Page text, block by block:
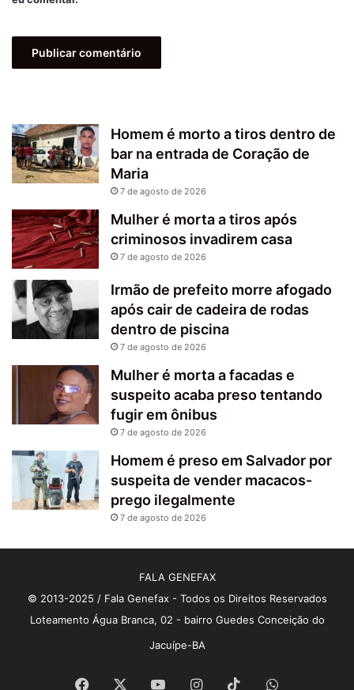
Homem é morto a tiros dentro de
bar na entrada de Coração de
Maria
7 de agosto de 2026
Mulher é morta a tiros após
criminosos invadirem casa
7 de agosto de 2026
Irmão de prefeito morre afogado
após cair de cadeira de rodas
dentro de piscina
7 de agosto de 2026
Mulher é morta a facadas e
suspeito acaba preso tentando
fugir em ônibus
7 de agosto de 2026
Homem é preso em Salvador por
suspeita de vender macacos-
prego ilegalmente
7 de agosto de 2026
FALA GENEFAX
© 2013-2025 / Fala Genefax - Todos os Direitos Reservados
Loteamento Água Branca, 02 - bairro Guedes Conceição do
Jacuípe-BA
Facebook YouTubeInstagram
TikTokWhatsApp